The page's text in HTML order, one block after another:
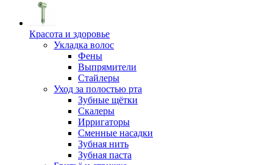
Красота и здоровье
Укладка волос
Фены
Выпрямители
Стайлеры
Уход за полостью рта
Зубные щётки
Скалеры
Ирригаторы
Сменные насадки
Зубная нить
Зубная паста